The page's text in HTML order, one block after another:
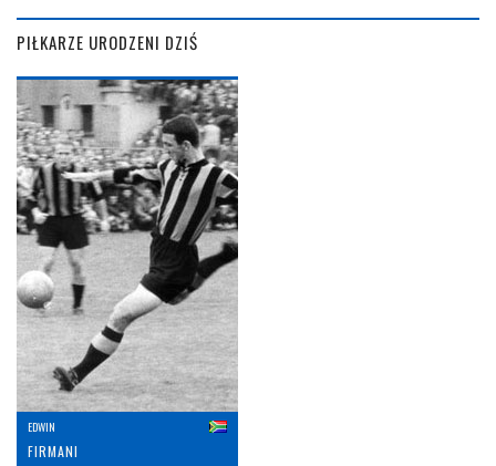
PIŁKARZE URODZENI DZIŚ
EDWIN
FIRMANI